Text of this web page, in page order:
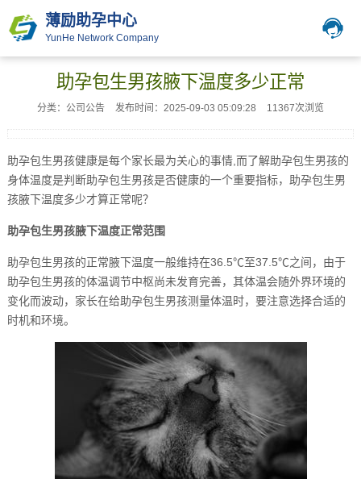
薄励助孕中心
YunHe Network Company
助孕包生男孩腋下温度多少正常
分类：公司公告 发布时间：2025-09-03 05:09:28 11367次浏览
助孕包生男孩健康是每个家长最为关心的事情,而了解助孕包生男孩的
身体温度是判断助孕包生男孩是否健康的一个重要指标，助孕包生男
孩腋下温度多少才算正常呢？
助孕包生男孩腋下温度正常范围
助孕包生男孩的正常腋下温度一般维持在36.5℃至37.5℃之间，由于
助孕包生男孩的体温调节中枢尚未发育完善，其体温会随外界环境的
变化而波动，家长在给助孕包生男孩测量体温时，要注意选择合适的
时机和环境。